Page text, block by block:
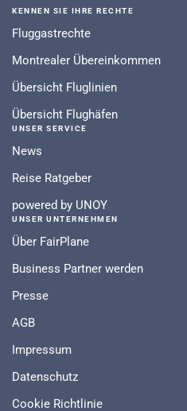
KENNEN SIE IHRE RECHTE
Fluggastrechte
Montrealer Übereinkommen
Übersicht Fluglinien
Übersicht Flughäfen
UNSER SERVICE
News
Reise Ratgeber
powered by UNOY
UNSER UNTERNEHMEN
Über FairPlane
Business Partner werden
Presse
AGB
Impressum
Datenschutz
Cookie Richtlinie